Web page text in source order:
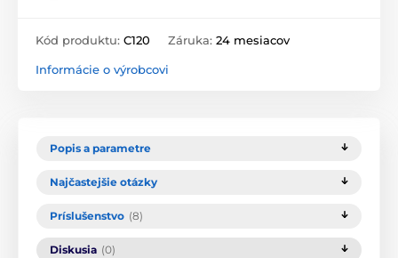
Kód produktu: C120 Záruka: 24 mesiacov
Informácie o výrobcovi
Popis a parametre
Najčastejšie otázky
Príslušenstvo (8)
Diskusia (0)